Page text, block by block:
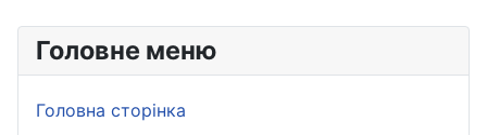
Головне меню
Головна сторінка